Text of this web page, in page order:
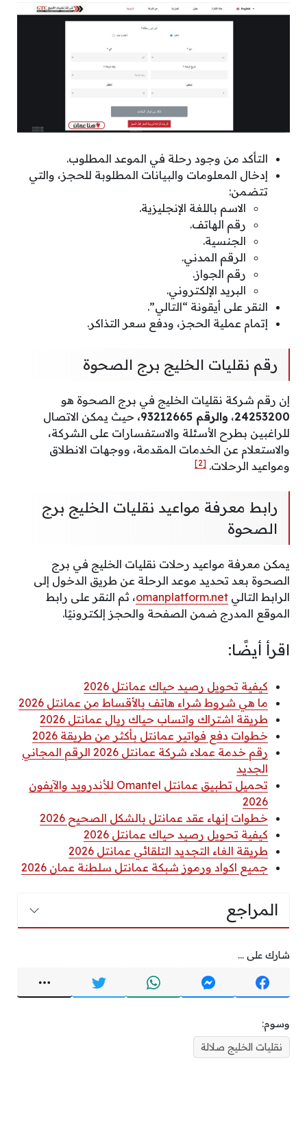
التأكد من وجود رحلة في الموعد المطلوب.
إدخال المعلومات والبيانات المطلوبة للحجز، والتي
تتضمن:
الاسم باللغة الإنجليزية.
رقم الهاتف.
الجنسية.
الرقم المدني.
رقم الجواز.
البريد الإلكتروني.
النقر على أيقونة “التالي”.
إتمام عملية الحجز، ودفع سعر التذاكر.
رقم نقليات الخليج برج الصحوة
إن رقم شركة نقليات الخليج في برج الصحوة هو
24253200، والرقم 93212665،
حيث يمكن الاتصال
للراغبين بطرح الأسئلة والاستفسارات على الشركة،
والاستعلام عن الخدمات المقدمة، ووجهات الانطلاق
ومواعيد الرحلات. [2]
رابط معرفة مواعيد نقليات الخليج برج
الصحوة
يمكن معرفة مواعيد رحلات نقليات الخليج في برج
الصحوة بعد تحديد موعد الرحلة عن طريق الدخول إلى
الرابط التالي omanplatform.net، ثم النقر على رابط
الموقع المدرج ضمن الصفحة والحجز إلكترونيًا.
اقرأ أيضًا:
كيفية تحويل رصيد حياك عمانتل 2026
ما هي شروط شراء هاتف بالأقساط من عمانتل 2026
طريقة اشتراك واتساب حياك ريال عمانتل 2026
خطوات دفع فواتير عمانتل بأكثر من طريقة 2026
رقم خدمة عملاء شركة عمانتل 2026 الرقم المجاني
الجديد
تحميل تطبيق عمانتل Omantel للأندرويد والآيفون
2026
خطوات إنهاء عقد عمانتل بالشكل الصحيح 2026
كيفية تحويل رصيد حياك عمانتل 2026
طريقة الغاء التجديد التلقائي عمانتل 2026
جميع اكواد ورموز شبكة عمانتل سلطنة عمان 2026
المراجع
شارك على ...
وسوم:
نقليات الخليج صلالة